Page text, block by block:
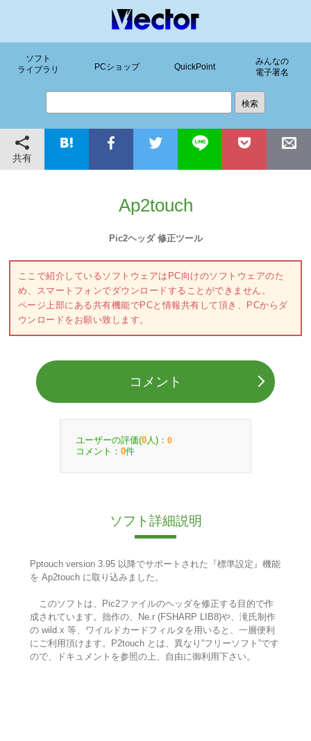
ソフト
ライブラリ
PCショップ QuickPoint
みんなの
電子署名
共有
Ap2touch
Pic2ヘッダ 修正ツール
ここで紹介しているソフトウェアはPC向けのソフトウェアのた
め、スマートフォンでダウンロードすることができません。
ページ上部にある共有機能でPCと情報共有して頂き、PCからダ
ウンロードをお願い致します。
コメント
ユーザーの評価(0 人)： 0
コメント： 0件
ソフト詳細説明
Pptouch version 3.95 以降でサポートされた『標準設定』機能
を Ap2touch に取り込みました。
このソフトは、Pic2ファイルのヘッダを修正する目的で作
成されています。拙作の、Ne.r (FSHARP LIB8)や、滝氏制作
の wild.x 等、ワイルドカードフィルタを用いると、一層便利
にご利用頂けます。P2touch とは、異なり“フリーソフト”です
ので、ドキュメントを参照の上、自由に御利用下さい。